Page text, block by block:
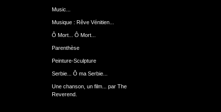
Music...
Musique : Rêve Vénitien...
Ô Mort... Ô Mort...
Parenthèse
Peinture-Sculpture
Serbie... Ô ma Serbie...
Une chanson, un film... par The
Reverend.